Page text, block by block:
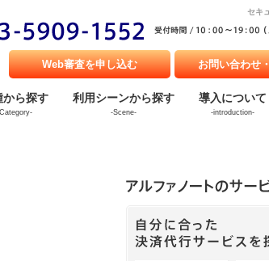
セキ
から探す 利用シーンから探す
-Scene-
導入について
-introduction-
Web審査を申し込む お問い合わせ